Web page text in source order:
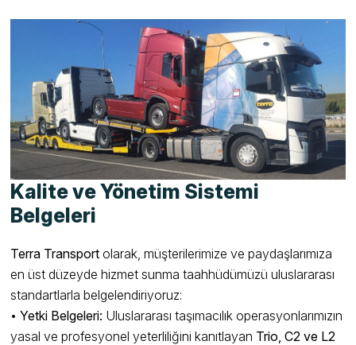
Kalite ve Yönetim Sistemi
Belgeleri
Terra Transport olarak, müşterilerimize ve paydaşlarımıza
en üst düzeyde hizmet sunma taahhüdümüzü uluslararası
standartlarla belgelendiriyoruz:
•Yetki Belgeleri: Uluslararası taşımacılık operasyonlarımızın
yasal ve profesyonel yeterliliğini kanıtlayan Trio, C2 ve L2